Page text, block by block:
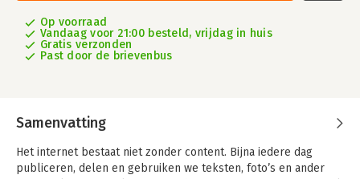
Op voorraad
Vandaag voor 21:00 besteld, vrijdag in huis
Gratis verzonden
Past door de brievenbus
Samenvatting
Het internet bestaat niet zonder content. Bijna iedere dag
publiceren, delen en gebruiken we teksten, foto’s en ander